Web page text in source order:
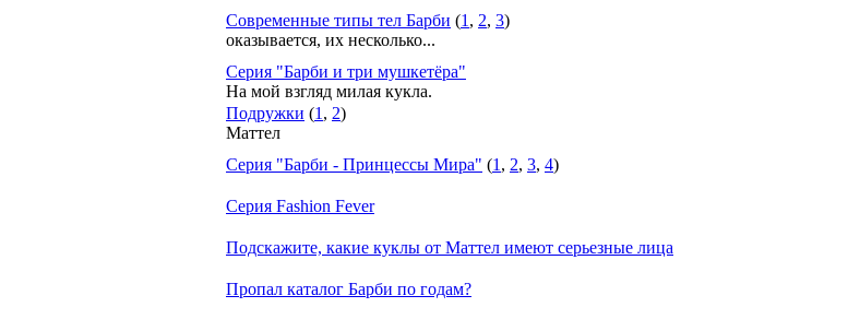
Современные типы тел Барби (1 , 2, 3)
оказывается, их несколько...
Серия "Барби и три мушкетёра"
На мой взгляд милая кукла.
Подружки (1 , 2)
Маттел
Серия "Барби - Принцессы Мира" (1 , 2, 3, 4)
Серия Fashion Fever
Подскажите, какие куклы от Маттел имеют серьезные лица
Пропал каталог Барби по годам?